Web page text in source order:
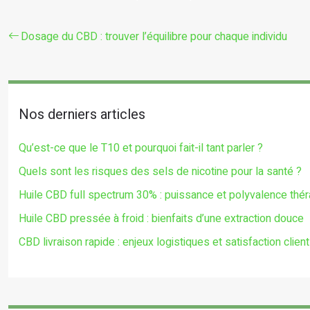
Dosage du CBD : trouver l’équilibre pour chaque individu
Nos derniers articles
Qu’est-ce que le T10 et pourquoi fait-il tant parler ?
Quels sont les risques des sels de nicotine pour la santé ?
Huile CBD full spectrum 30% : puissance et polyvalence
Huile CBD pressée à froid : bienfaits d’une extraction douce
CBD livraison rapide : enjeux logistiques et satisfaction client